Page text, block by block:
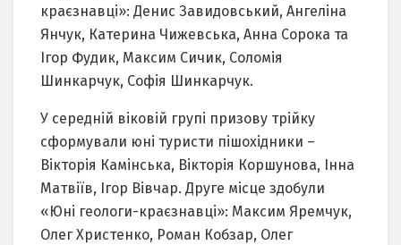
краєзнавці»: Денис Завидовський, Ангеліна
Янчук, Катерина Чижевська, Анна Сорока та
Ігор Фудик, Максим Сичик, Соломія
Шинкарчук, Софія Шинкарчук.
У середній віковій групі призову трійку
сформували юні туристи пішохідники –
Вікторія Камінська, Вікторія Коршунова, Інна
Матвіїв, Ігор Вівчар. Друге місце здобули
«Юні геологи-краєзнавці»: Максим Яремчук,
Олег Христенко, Роман Кобзар, Олег